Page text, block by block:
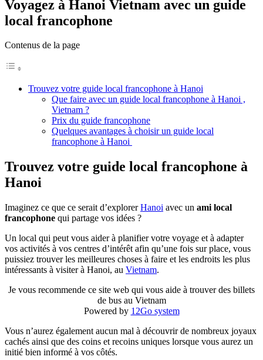
Voyagez à Hanoi Vietnam avec un guide
local francophone
Contenus de la page
Trouvez votre guide local francophone à Hanoi
Que faire avec un guide local francophone à Hanoi ,
Vietnam ?
Prix du guide francophone
Quelques avantages à choisir un guide local
francophone à Hanoi
Trouvez votre guide local francophone à
Hanoi
Imaginez ce que ce serait d’explorerHanoi avec un ami local
francophone qui partage vos idées ?
Un local qui peut vous aider à planifier votre voyage et à adapter
vos activités à vos centres d’intérêt afin qu’une fois sur place, vous
puissiez trouver les meilleures choses à faire et les endroits les plus
intéressants à visiter à Hanoi, au Vietnam.
Je vous recommende ce site web qui vous aide à trouver des billets
de bus au Vietnam
Powered by 12Go system
Vous n’aurez également aucun mal à découvrir de nombreux joyaux
cachés ainsi que des coins et recoins uniques lorsque vous aurez un
initié bien informé à vos côtés.